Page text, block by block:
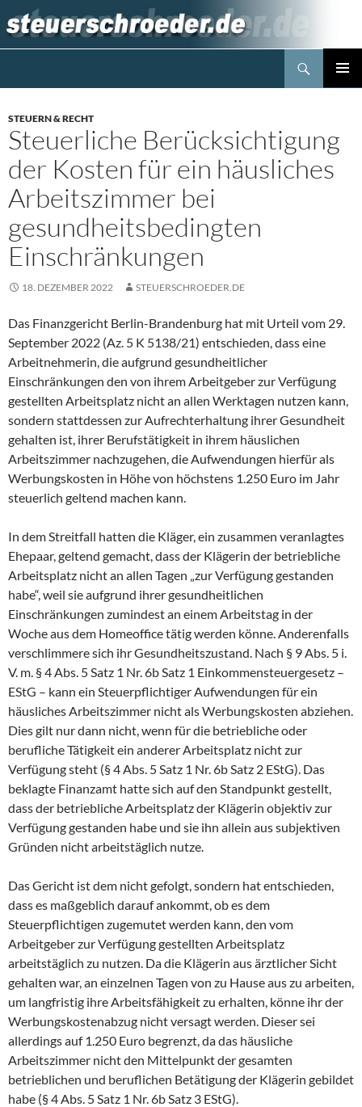
Inhalt
springen
STEUERN & RECHT
Steuerliche Berücksichtigung
der Kosten für ein häusliches
Arbeitszimmer bei
gesundheitsbedingten
Einschränkungen
18. DEZEMBER 2022 STEUERSCHROEDER.DE
Das Finanzgericht Berlin-Brandenburg hat mit Urteil vom 29.
September 2022 (Az. 5 K 5138/21) entschieden, dass eine
Arbeitnehmerin, die aufgrund gesundheitlicher
Einschränkungen den von ihrem Arbeitgeber zur Verfügung
gestellten Arbeitsplatz nicht an allen Werktagen nutzen kann,
sondern stattdessen zur Aufrechterhaltung ihrer Gesundheit
gehalten ist, ihrer Berufstätigkeit in ihrem häuslichen
Arbeitszimmer nachzugehen, die Aufwendungen hierfür als
Werbungskosten in Höhe von höchstens 1.250 Euro im Jahr
steuerlich geltend machen kann.
In dem Streitfall hatten die Kläger, ein zusammen veranlagtes
Ehepaar, geltend gemacht, dass der Klägerin der betriebliche
Arbeitsplatz nicht an allen Tagen „zur Verfügung gestanden
habe“, weil sie aufgrund ihrer gesundheitlichen
Einschränkungen zumindest an einem Arbeitstag in der
Woche aus dem Homeoffice tätig werden könne. Anderenfalls
verschlimmere sich ihr Gesundheitszustand. Nach § 9 Abs. 5 i.
V. m. § 4 Abs. 5 Satz 1 Nr. 6b Satz 1 Einkommensteuergesetz –
EStG – kann ein Steuerpflichtiger Aufwendungen für ein
häusliches Arbeitszimmer nicht als Werbungskosten abziehen.
Dies gilt nur dann nicht, wenn für die betriebliche oder
berufliche Tätigkeit ein anderer Arbeitsplatz nicht zur
Verfügung steht (§ 4 Abs. 5 Satz 1 Nr. 6b Satz 2 EStG). Das
beklagte Finanzamt hatte sich auf den Standpunkt gestellt,
dass der betriebliche Arbeitsplatz der Klägerin objektiv zur
Verfügung gestanden habe und sie ihn allein aus subjektiven
Gründen nicht arbeitstäglich nutze.
Das Gericht ist dem nicht gefolgt, sondern hat entschieden,
dass es maßgeblich darauf ankommt, ob es dem
Steuerpflichtigen zugemutet werden kann, den vom
Arbeitgeber zur Verfügung gestellten Arbeitsplatz
arbeitstäglich zu nutzen. Da die Klägerin aus ärztlicher Sicht
gehalten war, an einzelnen Tagen von zu Hause aus zu arbeiten,
um langfristig ihre Arbeitsfähigkeit zu erhalten, könne ihr der
Werbungskostenabzug nicht versagt werden. Dieser sei
allerdings auf 1.250 Euro begrenzt, da das häusliche
Arbeitszimmer nicht den Mittelpunkt der gesamten
betrieblichen und beruflichen Betätigung der Klägerin gebildet
habe (§ 4 Abs. 5 Satz 1 Nr. 6b Satz 3 EStG).